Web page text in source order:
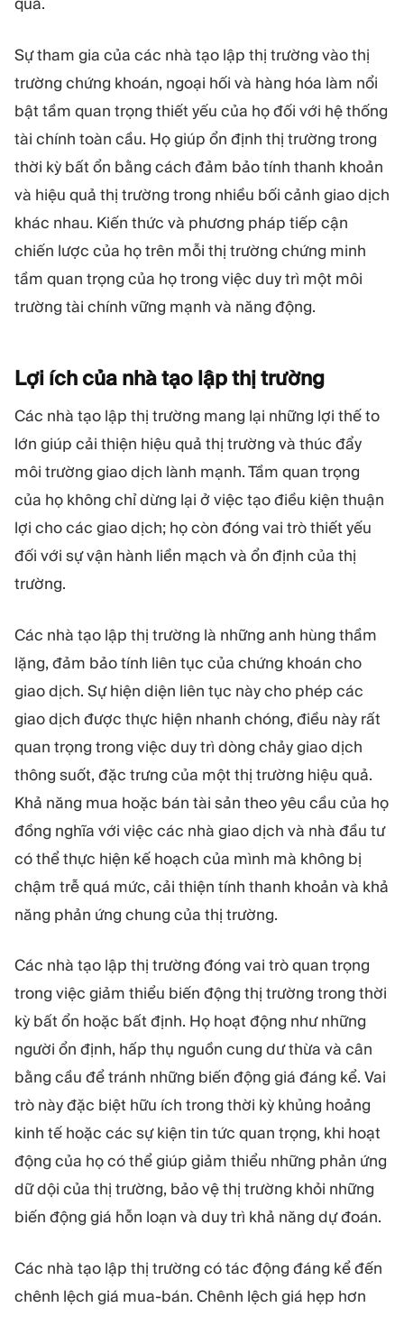
Sự tham gia của các nhà tạo lập thị trường vào thị
trường chứng khoán, ngoại hối và hàng hóa làm nổi
bật tầm quan trọng thiết yếu của họ đối với hệ thống
tài chính toàn cầu. Họ giúp ổn định thị trường trong
thời kỳ bất ổn bằng cách đảm bảo tính thanh khoản
và hiệu quả thị trường trong nhiều bối cảnh giao dịch
khác nhau. Kiến thức và phương pháp tiếp cận
chiến lược của họ trên mỗi thị trường chứng minh
tầm quan trọng của họ trong việc duy trì một môi
trường tài chính vững mạnh và năng động.
Lợi ích của nhà tạo lập thịtrường
Các nhà tạo lập thị trường mang lại những lợi thế to
lớn giúp cải thiện hiệu quả thị trường và thúc đẩy
môi trường giao dịch lành mạnh. Tầm quan trọng
của họ không chỉ dừng lại ở việc tạo điều kiện thuận
lợi cho các giao dịch; họ còn đóng vai trò thiết yếu
đối với sự vận hành liền mạch và ổn định của thị
trường.
Các nhà tạo lập thị trường là những anh hùng thầm
lặng, đảm bảo tính liên tục của chứng khoán cho
giao dịch. Sự hiện diện liên tục này cho phép các
giao dịch được thực hiện nhanh chóng, điều này rất
quan trọng trong việc duy trì dòng chảy giao dịch
thông suốt, đặc trưng của một thị trường hiệu quả.
Khả năng mua hoặc bán tài sản theo yêu cầu của họ
đồng nghĩa với việc các nhà giao dịch và nhà đầu tư
có thể thực hiện kế hoạch của mình mà không bị
chậm trễ quá mức, cải thiện tính thanh khoản và khả
năng phản ứng chung của thị trường.
Các nhà tạo lập thị trường đóng vai trò quan trọng
trong việc giảm thiểu biến động thị trường trong thời
kỳ bất ổn hoặc bất định. Họ hoạt động như những
người ổn định, hấp thụ nguồn cung dư thừa và cân
bằng cầu để tránh những biến động giá đáng kể. Vai
trò này đặc biệt hữu ích trong thời kỳ khủng hoảng
kinh tế hoặc các sự kiện tin tức quan trọng, khi hoạt
động của họ có thể giúp giảm thiểu những phản ứng
dữ dội của thị trường, bảo vệ thị trường khỏi những
biến động giá hỗn loạn và duy trì khả năng dự đoán.
Các nhà tạo lập thị trường có tác động đáng kể đến
chênh lệch giá mua-bán. Chênh lệch giá hẹp hơn